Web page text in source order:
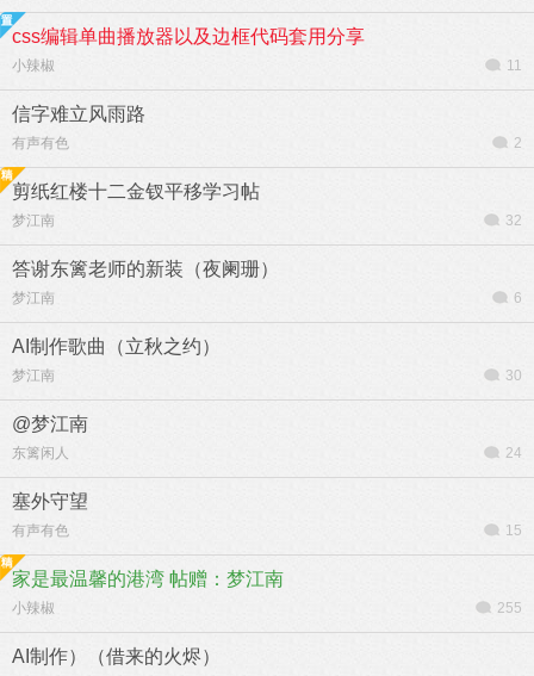
css编辑单曲播放器以及边框代码套用分享
小辣椒 11
信字难立风雨路
有声有色 2
剪纸红楼十二金钗平移学习帖
梦江南 32
答谢东篱老师的新装（夜阑珊）
梦江南 6
AI制作歌曲（立秋之约）
梦江南 30
@梦江南
东篱闲人 24
塞外守望
有声有色 15
家是最温馨的港湾 帖赠：梦江南
小辣椒 255
AI制作）（借来的火烬）